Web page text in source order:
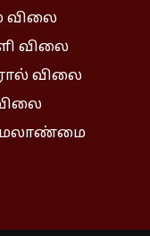
விலை
விலை
விலை
மேலாண்மை